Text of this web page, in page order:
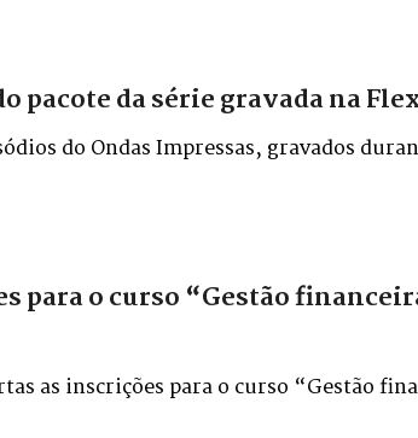
pacote da série gravada na
do Ondas Impressas, gravados
para o curso “Gestão
as inscrições para o curso “Gestão